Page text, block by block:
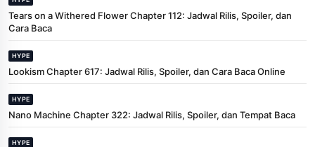
Tears on a Withered Flower Chapter 112: Jadwal Rilis, Spoiler, dan
Cara Baca
HYPE
Lookism Chapter 617: Jadwal Rilis, Spoiler, dan Cara Baca Online
HYPE
Nano Machine Chapter 322: Jadwal Rilis, Spoiler, dan Tempat Baca
HYPE